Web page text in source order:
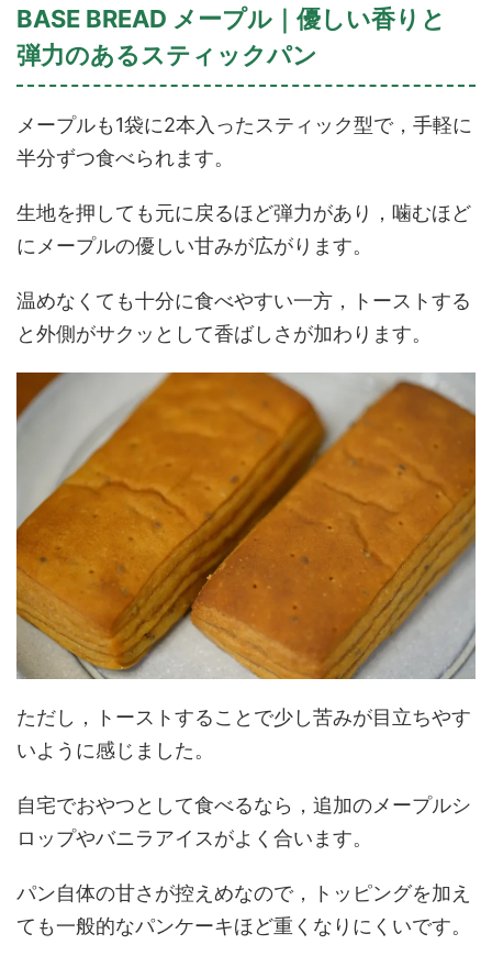
BASE BREAD メープル｜優しい香りと
弾力のあるスティックパン
メープルも1袋に2本入ったスティック型で，手軽に
半分ずつ食べられます。
生地を押しても元に戻るほど弾力があり，噛むほど
にメープルの優しい甘みが広がります。
温めなくても十分に食べやすい一方，トーストする
と外側がサクッとして香ばしさが加わります。
ただし，トーストすることで少し苦みが目立ちやす
いように感じました。
自宅でおやつとして食べるなら，追加のメープルシ
ロップやバニラアイスがよく合います。
パン自体の甘さが控えめなので，トッピングを加え
ても一般的なパンケーキほど重くなりにくいです。